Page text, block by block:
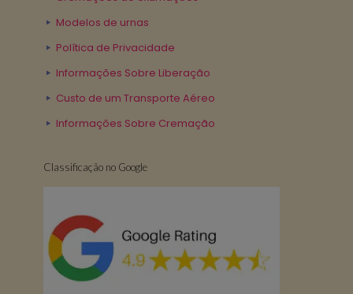
Modelos de urnas
Política de Privacidade
Informações Sobre Liberação
Custo de um Transporte Aéreo
Informações Sobre Cremação
Classificação no Google